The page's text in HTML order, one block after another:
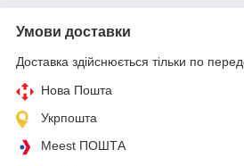
Умови доставки
Доставка здійснюється тільки по
Нова Пошта
Укрпошта
Meest ПОШТА